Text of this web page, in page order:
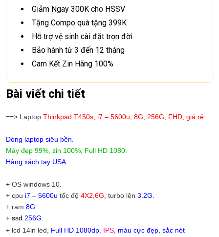
Giảm Ngay 300K cho HSSV
Tặng Compo quà tặng 399K
Hỗ trợ vệ sinh cài đặt trọn đời
Bảo hành từ 3 đến 12 tháng
Cam Kết Zin Hãng 100%
Bài viết chi tiết
==> Laptop Thinkpad T450s, i7 – 5600u, 8G, 256G, FHD, giá rẻ.
Dòng laptop siêu bền.
Máy đẹp 99%, zin 100%, Full HD 1080.
Hàng xách tay USA.
+ OS windows 10.
+ cpu i7 – 5600u tốc độ 4X2,6G , turbo lên 3.2G.
+ ram 8G
+ ssd 256G.
+ lcd 14in led,
Full HD 1080dp , IPS màu cực đẹp, sắc nét